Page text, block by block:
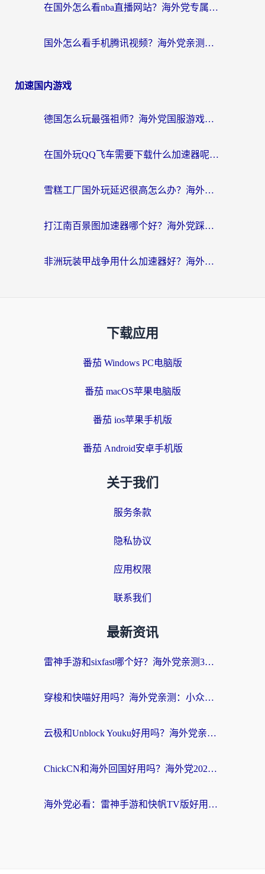
在国外怎么看nba直播网站？海外党专属体育观赛指南，告别地区限制！
国外怎么看手机腾讯视频？海外党亲测有效的追剧加速器选择指南
加速国内游戏
德国怎么玩最强祖师？海外党国服游戏加速器选择全攻略（附宝可梦Online实测）
在国外玩QQ飞车需要下载什么加速器呢？海外党亲测有效的国服游戏加速指南
雪糕工厂国外玩延迟很高怎么办？海外玩家国服游戏加速终极攻略（附实测推荐）
打江南百景图加速器哪个好？海外党踩坑N次后，终于找到不卡的秘诀
非洲玩装甲战争用什么加速器好？海外党亲测有效的国服游戏加速方案
下载应用
番茄 Windows PC电脑版
番茄 macOS苹果电脑版
番茄 ios苹果手机版
番茄 Android安卓手机版
关于我们
服务条款
隐私协议
应用权限
联系我们
最新资讯
雷神手游和sixfast哪个好？海外党亲测3款回国加速器，教你选对不踩坑
穿梭和快喵好用吗？海外党亲测：小众加速器对比+番茄加速器深度体验
云极和Unblock Youku好用吗？海外党亲测+2026回国加速器避坑指南
ChickCN和海外回国好用吗？海外党2026亲测：从手游到影音，选对加速器的3个关键
海外党必看：雷神手游和快帆TV版好用吗？3步选对回国加速器不踩坑